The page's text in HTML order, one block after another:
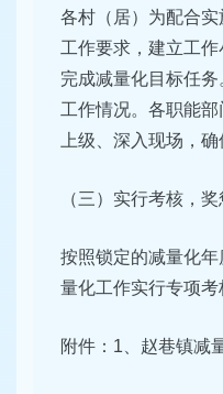
各村（居）为配合
工作要求，建立工
完成减量化目标任
工作情况。各职能
上级、深入现场，确
（三）实行考核，
按照锁定的减量化
量化工作实行专项考
附件：1、赵巷镇减